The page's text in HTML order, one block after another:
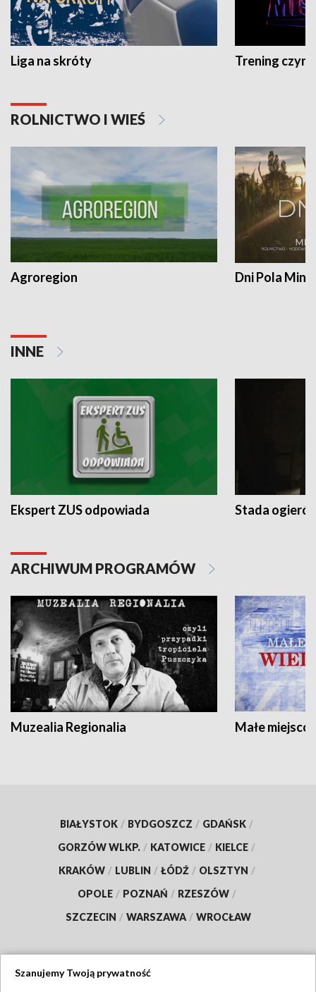
Liga na skróty Trening czyni
ROLNICTWO I WIEŚ
Agroregion Dni Pola
INNE
Ekspert ZUS odpowiada Stada
ARCHIWUM PROGRAMÓW
Muzealia Regionalia Małe
BIAŁYSTOK / BYDGOSZCZ / GDAŃSK /
GORZÓW WLKP. / KATOWICE / KIELCE /
KRAKÓW / LUBLIN / ŁÓDŹ / OLSZTYN /
OPOLE / POZNAŃ / RZESZÓW /
SZCZECIN / WARSZAWA / WROCŁAW
Szanujemy Twoją prywatność